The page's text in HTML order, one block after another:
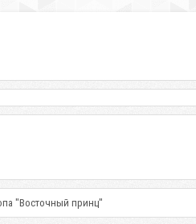
"Восточный принц"